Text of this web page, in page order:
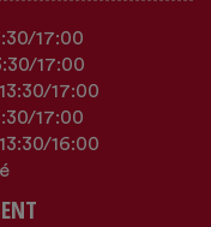
/17:00
/17:00
13:30/17:00
/17:00
13:30/16:00